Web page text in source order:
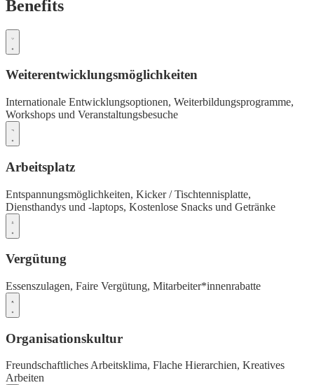
Benefits
Weiterentwicklungsmöglichkeiten
Internationale Entwicklungsoptionen, Weiterbildungsprogramme,
Workshops und Veranstaltungsbesuche
Arbeitsplatz
Entspannungsmöglichkeiten, Kicker / Tischtennisplatte,
Diensthandys und -laptops, Kostenlose Snacks und Getränke
Vergütung
Essenszulagen, Faire Vergütung, Mitarbeiter*innenrabatte
Organisationskultur
Freundschaftliches Arbeitsklima, Flache Hierarchien, Kreatives
Arbeiten